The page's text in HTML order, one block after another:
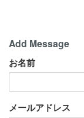
Add Message
お名前
メールアドレス